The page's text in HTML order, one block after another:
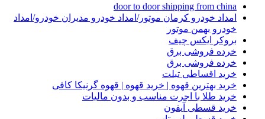
door to door shipping from china
امداد خودرو کرمان موتور/امداد خودرو مدیران خودرو/امداد
خودرو بهمن موتور
بروکر ایکس چیف
خرده فروشی برق
خرده فروشی برق
خرید اقساطی تبلت
خرید بهترین قهوه | خرید قهوه | قهوه گرنیکا کافی
خرید طلا با اجرت مناسب و بدون مالیات
خرید قسطی آیفون